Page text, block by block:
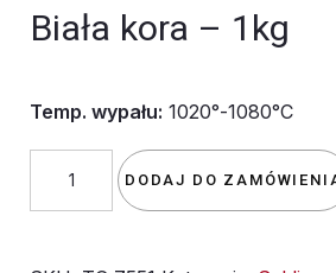
Biała kora – 1kg
Temp. wypału: 1020°-1080°C
szkliwo
DODAJ DO